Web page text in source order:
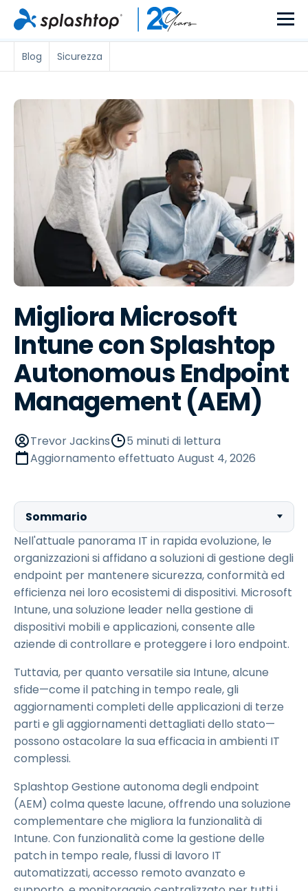
Blog Sicurezza
Migliora Microsoft
Intune con Splashtop
Autonomous Endpoint
Management (AEM)
Trevor Jackins
5 minuti di lettura
Aggiornamento effettuato August 4, 2026
Sommario
Nell'attuale panorama IT in rapida evoluzione, le
organizzazioni si affidano a soluzioni di gestione degli
endpoint per mantenere sicurezza, conformità ed
efficienza nei loro ecosistemi di dispositivi. Microsoft
Intune, una soluzione leader nella gestione di
dispositivi mobili e applicazioni, consente alle
aziende di controllare e proteggere i loro endpoint.
Tuttavia, per quanto versatile sia Intune, alcune
sfide—come il patching in tempo reale, gli
aggiornamenti completi delle applicazioni di terze
parti e gli aggiornamenti dettagliati dello stato—
possono ostacolare la sua efficacia in ambienti IT
complessi.
Splashtop Gestione autonoma degli endpoint
(AEM) colma queste lacune, offrendo una soluzione
complementare che migliora la funzionalità di
Intune. Con funzionalità come la gestione delle
patch in tempo reale, flussi di lavoro IT
automatizzati, accesso remoto avanzato e